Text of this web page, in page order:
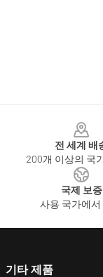
전 세계 배
200개 이상의 국
국제 보증
사용 국가에서
기타 제품